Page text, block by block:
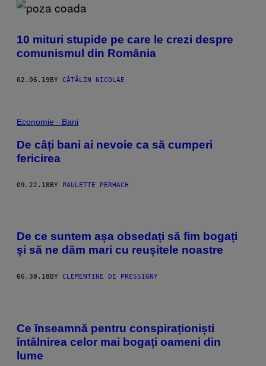
10 mituri stupide pe care le crezi despre
comunismul din România
02.06.19 BY CĂTĂLIN NICOLAE
Economie · Bani
De câți bani ai nevoie ca să cumperi
fericirea
09.22.18BY PAULETTE PERHACH
De ce suntem așa obsedați să fim bogați
și să ne dăm mari cu reușitele noastre
06.30.18 BY CLEMENTINE DE PRESSIGNY
Ce înseamnă pentru conspiraționiști
întâlnirea celor mai bogați oameni din
lume